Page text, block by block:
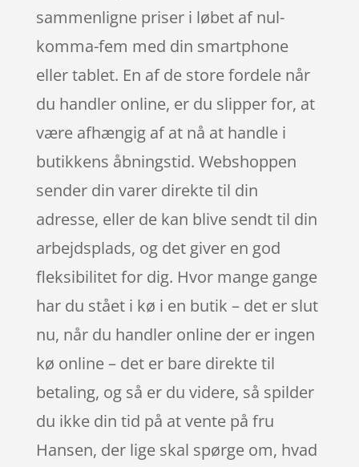
sammenligne priser i løbet af nul-
komma-fem med din smartphone
eller tablet. En af de store fordele når
du handler online, er du slipper for, at
være afhængig af at nå at handle i
butikkens åbningstid. Webshoppen
sender din varer direkte til din
adresse, eller de kan blive sendt til din
arbejdsplads, og det giver en god
fleksibilitet for dig. Hvor mange gange
har du stået i kø i en butik – det er slut
nu, når du handler online der er ingen
kø online – det er bare direkte til
betaling, og så er du videre, så spilder
du ikke din tid på at vente på fru
Hansen, der lige skal spørge om, hvad